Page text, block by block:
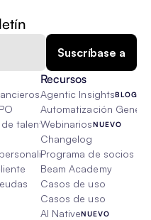
talento
de IA
Recursos
Agentic InsightsBLOG
Automatización
WebinariosNUEVO
Changelog
Programa de socios
Beam Academy
Casos de uso
Casos de uso
AI NativeNUEVO